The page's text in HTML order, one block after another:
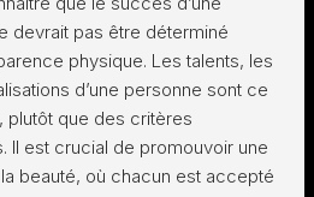
devrait pas être déterminé
physique. Les talents, les
d’une personne sont ce
plutôt que des critères
Il est crucial de promouvoir une
beauté, où chacun est accepté